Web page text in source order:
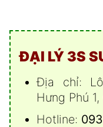
ĐẠI LÝ 3S
Địa chỉ:
Hưng Phú
Hotline: